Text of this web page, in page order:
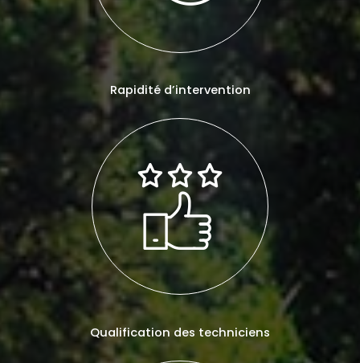
Rapidité d’intervention
Qualification des techniciens